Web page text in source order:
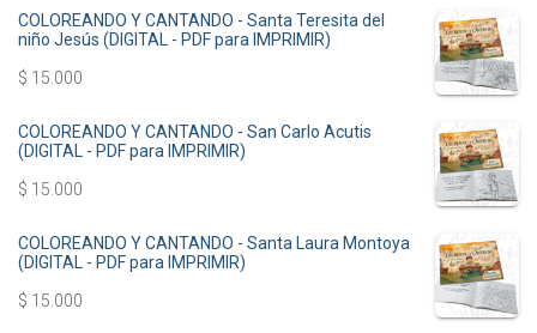
COLOREANDO Y CANTANDO - Santa Teresita del
niño Jesús (DIGITAL - PDF para IMPRIMIR)
$ 15.000
COLOREANDO Y CANTANDO - San Carlo Acutis
(DIGITAL - PDF para IMPRIMIR)
$ 15.000
COLOREANDO Y CANTANDO - Santa Laura Montoya
(DIGITAL - PDF para IMPRIMIR)
$ 15.000